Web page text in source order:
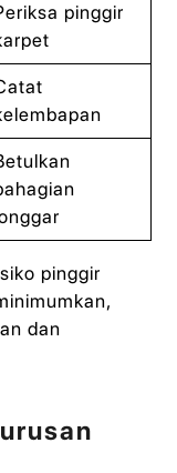
pinggir
pinggir
dan